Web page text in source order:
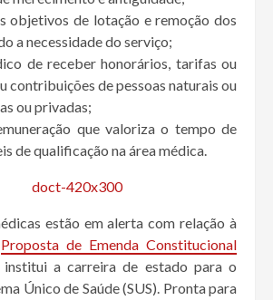
objetivos de lotação e remoção dos
a necessidade do serviço;
de receber honorários, tarifas ou
contribuições de pessoas naturais ou
ou privadas;
que valoriza o tempo de
de qualificação na área médica.
estão em alerta com relação à
Proposta de Emenda Constitucional
institui a carreira de estado para o
Único de Saúde (SUS). Pronta para